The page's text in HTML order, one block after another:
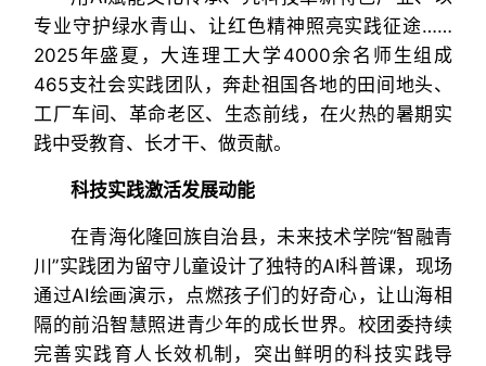
专业守护绿水青山、让红色精神照亮实践征途……
2025年盛夏，大连理工大学4000余名师生组成
465支社会实践团队，奔赴祖国各地的田间地头、
工厂车间、革命老区、生态前线，在火热的暑期实
践中受教育、长才干、做贡献。
科技实践激活发展动能
在青海化隆回族自治县，未来技术学院“智融青
川”实践团为留守儿童设计了独特的AI科普课，现场
通过AI绘画演示，点燃孩子们的好奇心，让山海相
隔的前沿智慧照进青少年的成长世界。校团委持续
完善实践育人长效机制，突出鲜明的科技实践导